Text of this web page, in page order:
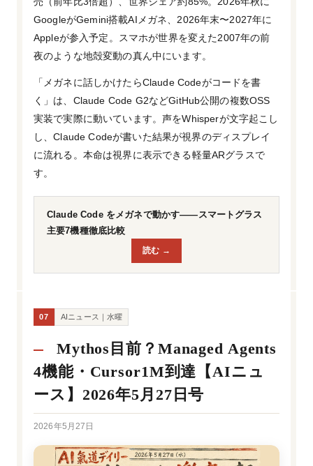
GoogleがGemini搭載AIメガネ、2026年末〜2027年に
Appleが参入予定。スマホが世界を変えた2007年の前
夜のような地殻変動の真ん中にいます。
「メガネに話しかけたらClaude Codeがコードを書
く」は、Claude Code G2などGitHub公開の複数OSS
実装で実際に動いています。声をWhisperが文字起こし
し、Claude Codeが書いた結果が視界のディスプレイ
に流れる。本命は視界に表示できる軽量ARグラスで
す。
Claude Code をメガネで動かす——スマートグラス
主要7機種徹底比較
読む →
07 AIニュース｜水曜
Mythos目前？Managed Agents
4機能・Cursor1M到達【AIニュ
ース】2026年5月27日号
2026年5月27日